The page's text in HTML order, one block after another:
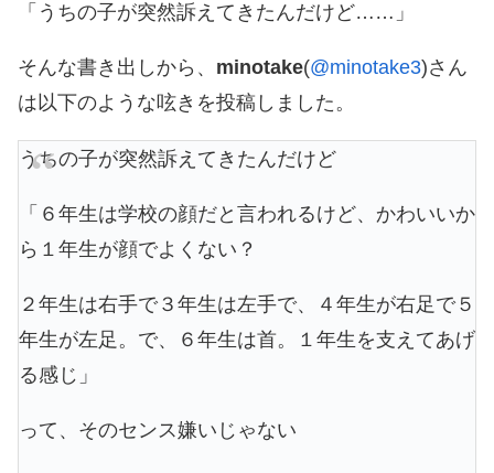
「うちの子が突然訴えてきたんだけど……」
そんな書き出しから、 minotake(@minotake3)さん
は以下のような呟きを投稿しました。
うちの子が突然訴えてきたんだけど
「６年生は学校の顔だと言われるけど、かわいいか
ら１年生が顔でよくない？
２年生は右手で３年生は左手で、４年生が右足で５
年生が左足。で、６年生は首。１年生を支えてあげ
る感じ」
って、そのセンス嫌いじゃない